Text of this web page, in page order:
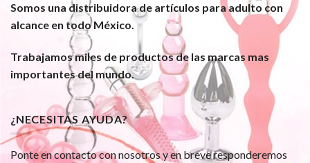
Somos una distribuidora de artículos para adulto con
alcance en todo México.
Trabajamos miles de productos de las marcas mas
importantes del mundo.
¿NECESITAS AYUDA?
Ponte en contacto con nosotros y en breve responderemos